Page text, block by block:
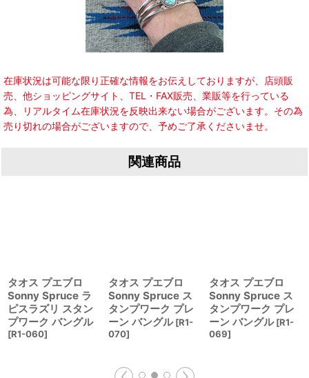
在庫状況は可能な限り正確な情報をお伝えしておりますが、店頭販
売、他ショッピングサイト、TEL・FAX販売、業販等を行っている
為、リアルタイム在庫状況を反映出来ない場合がございます。その為
売り切れの場合がございますので、予めご了承くださいませ。
関連商品
タオス プエブロ
Sonny Spruce ラ
ピスラズリ スタン
プワーク バングル
[R1-060]
タオス プエブロ
Sonny Spruce ス
タンプワーク プレ
ーン バングル [R1-
070]
タオス プエブロ
Sonny Spruce ス
タンプワーク プレ
ーン バングル [R1-
069]